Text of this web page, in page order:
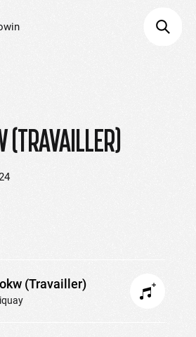
(TRAVAILLER)
(Travailler)